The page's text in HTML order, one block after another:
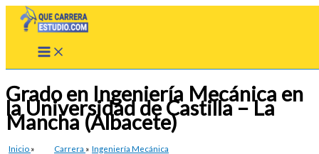
Grado en Ingeniería Mecánica en
la Universidad de Castilla – La
Mancha (Albacete)
Inicio » Carrera » Ingeniería Mecánica